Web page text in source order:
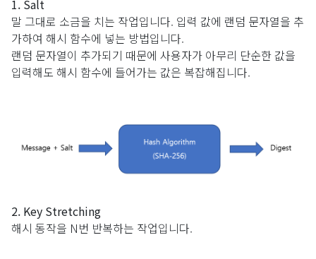
1. Salt
말 그대로 소금을 치는 작업입니다. 입력 값에 랜덤 문자열을 추
가하여 해시 함수에 넣는 방법입니다.
랜덤 문자열이 추가되기 때문에 사용자가 아무리 단순한 값을
입력해도 해시 함수에 들어가는 값은 복잡해집니다.
2. Key Stretching
해시 동작을 N번 반복하는 작업입니다.